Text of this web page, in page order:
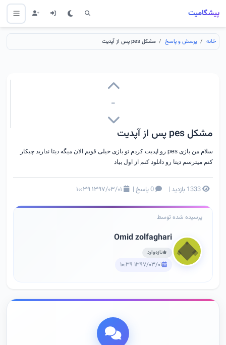
پیشگامیت
خانه پرسش و پاسخ مشکل pes پس از آپدیت
-
مشکل pes پس از آپدیت
سلام من بازی pes رو اپدیت کردم تو بازی خیلی قویم الان میگه دیتا ندارید چیکار
کنم میترسم دیتا رو دانلود کنم از اول بیاد
1333 بازدید | 0 پاسخ |
پرسیده شده توسط
Omid zolfaghari
تازه‌وارد
۱۳۹۷/۰۳/۰۱ ۱۰:۳۹